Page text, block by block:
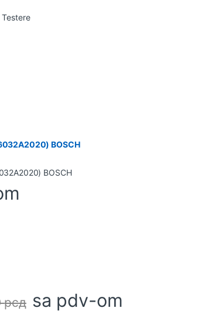
Testere
BOSCH
рсд sa pdv-om